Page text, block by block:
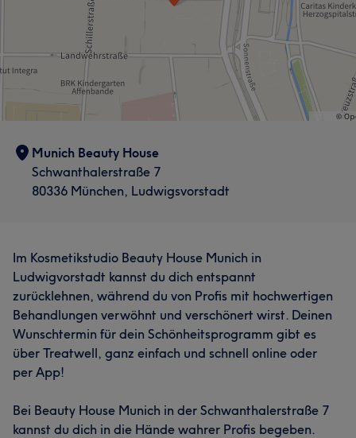
5
Munich Beauty House
Schwanthalerstraße 7
80336 München, Ludwigsvorstadt
Im Kosmetikstudio Beauty House Munich in
Ludwigvorstadt kannst du dich entspannt
zurücklehnen, während du von Profis mit hochwertigen
Behandlungen verwöhnt und verschönert wirst. Deinen
Wunschtermin für dein Schönheitsprogramm gibt es
über Treatwell, ganz einfach und schnell online oder
per App!
Bei Beauty House Munich in der Schwanthalerstraße 7
kannst du dich in die Hände wahrer Profis begeben.